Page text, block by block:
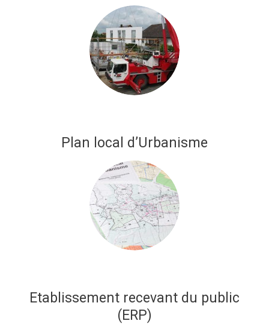
Plan local d’Urbanisme
Etablissement recevant du public
(ERP)